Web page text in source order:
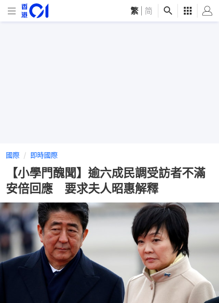
繁 简
國際 即時國際
【小學門醜聞】逾六成民調受訪者不滿
安倍回應 要求夫人昭惠解釋